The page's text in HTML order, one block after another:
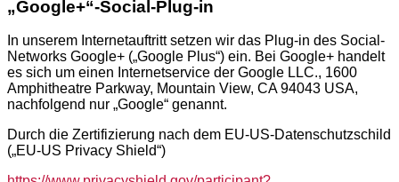
„Google+“-Social-Plug-in
In unserem Internetauftritt setzen wir das Plug-in des Social-
Networks Google+ („Google Plus“) ein. Bei Google+ handelt
es sich um einen Internetservice der Google LLC., 1600
Amphitheatre Parkway, Mountain View, CA 94043 USA,
nachfolgend nur „Google“ genannt.
Durch die Zertifizierung nach dem EU-US-Datenschutzschild
(„EU-US Privacy Shield“)